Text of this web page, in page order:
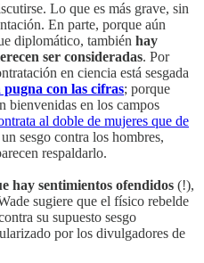
Lo que es más grave, sin
En parte, porque aún
diplomático, también hay
ser consideradas. Por
en ciencia está sesgada
pugna con las cifras; porque
bienvenidas en los campos
al doble de mujeres que de
sesgo contra los hombres,
respaldarlo.
hay sentimientos ofendidos (!),
sugiere que el físico rebelde
su supuesto sesgo
por los divulgadores de